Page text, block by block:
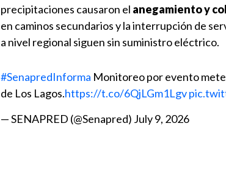
precipitaciones causaron el anegamiento y
en caminos secundarios y la interrupción de
a nivel regional siguen sin suministro eléctrico.
#SenapredInforma Monitoreo por evento
de Los Lagos.https://t.co/6QjLGm1Lgv
— SENAPRED (@Senapred) July 9, 2026